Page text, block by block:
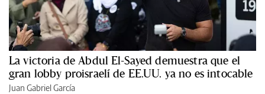
La victoria de Abdul El-Sayed demuestra que el
gran lobby proisraelí de EE.UU. ya no es intocable
Juan Gabriel García